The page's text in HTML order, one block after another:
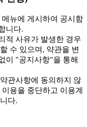
뉴에 게시하여 공시함
니다.
적 사유가 발생한 경우
수 있으며, 약관을 변
이 "공지사항"을 통해
관사항에 동의하지 않
용을 중단하고 이용계
다.